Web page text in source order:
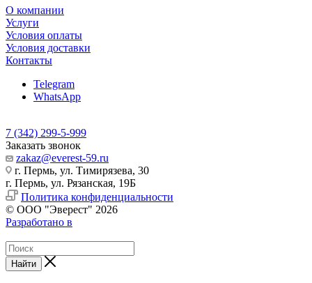
О компании
Услуги
Условия оплаты
Условия доставки
Контакты
Telegram
WhatsApp
7 (342) 299-5-999
Заказать звонок
zakaz@everest-59.ru
г. Пермь, ул. Тимирязева, 30
г. Пермь, ул. Рязанская, 19Б
Политика конфиденциальности
© ООО "Эверест" 2026
Разработано в
Найти